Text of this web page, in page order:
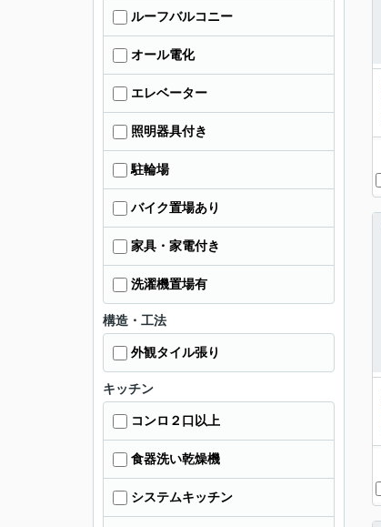
ルーフバルコニー
オール電化
エレベーター
照明器具付き
駐輪場
バイク置場あり
家具・家電付き
洗濯機置場有
構造・工法
外観タイル張り
キッチン
コンロ２口以上
食器洗い乾燥機
システムキッチン